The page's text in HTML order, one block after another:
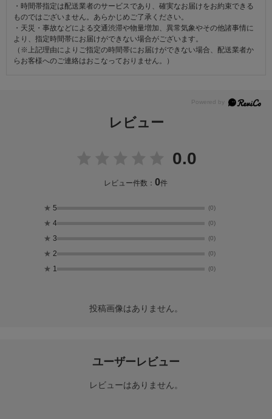
・時間帯指定は配送業者のサービスであり、確実なお届けをお約束できる
ものではございません。あらかじめご了承ください。
・天災・事故などによる交通渋滞や物量増加、異常気象やその他諸事情に
より、指定時間帯にお届けができない場合がございます。
（※上記理由によりご指定の時間帯にお届けができない場合、配送業者か
らお客様へのご連絡はおこなっておりません。）
レビュー
0.0
レビュー件数：0件
★ 5 (0)
★ 4 (0)
★ 3 (0)
★ 2 (0)
★ 1 (0)
投稿画像はありません。
ユーザーレビュー
レビューはありません。